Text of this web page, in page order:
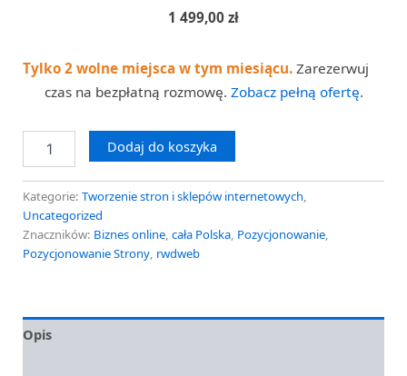
1 499,00 zł
Tylko 2 wolne miejsca w tym miesiącu. Zarezerwuj
czas na bezpłatną rozmowę. Zobacz pełną ofertę.
Dodaj do koszyka
Kategorie: Tworzenie stron i sklepów internetowych,
Uncategorized
Znaczników: Biznes online, cała Polska, Pozycjonowanie,
Pozycjonowanie Strony, rwdweb
Opis